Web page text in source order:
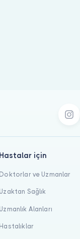
Hastalar için
Doktorlar ve Uzmanlar
Uzaktan Sağlık
Uzmanlık Alanları
Hastalıklar